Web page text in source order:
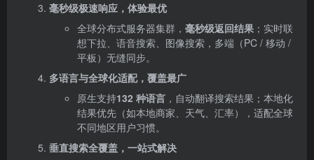
毫秒级极速响应，体验最优
全球分布式服务器集群， 毫秒级返回结果 ；实时联
想下拉、语音搜索、图像搜索，多端（PC / 移动 /
平板）无缝同步。
多语言与全球化适配，覆盖最广
原生支持132 种语言 ，自动翻译搜索结果；本地化
结果优先（如本地商家、天气、汇率），适配全球
不同地区用户习惯。
垂直搜索全覆盖，一站式解决